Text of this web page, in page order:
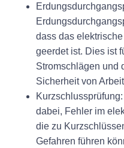
dass das
geerdet ist. Dies ist
Stromschlägen und
Sicherheit von
dabei, Fehler im
die zu
Gefahren führen